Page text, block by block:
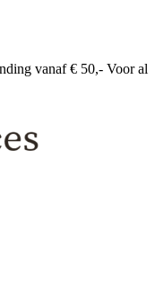
vanaf € 50,- Voor al